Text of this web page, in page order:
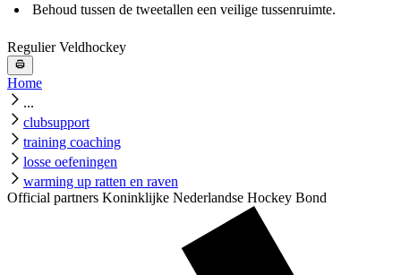
Behoud tussen de tweetallen een veilige tussenruimte.
Regulier Veldhockey
Home
...
clubsupport
training coaching
losse oefeningen
warming up ratten en raven
Official partners Koninklijke Nederlandse Hockey Bond